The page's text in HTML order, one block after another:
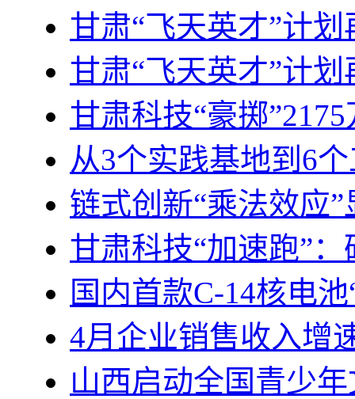
甘肃“飞天英才”计
甘肃“飞天英才”计
甘肃科技“豪掷
从3个实践基地到6
链式创新“乘法效应
甘肃科技“加速跑”
国内首款C-14核电
4月企业销售收入增
山西启动全国青少